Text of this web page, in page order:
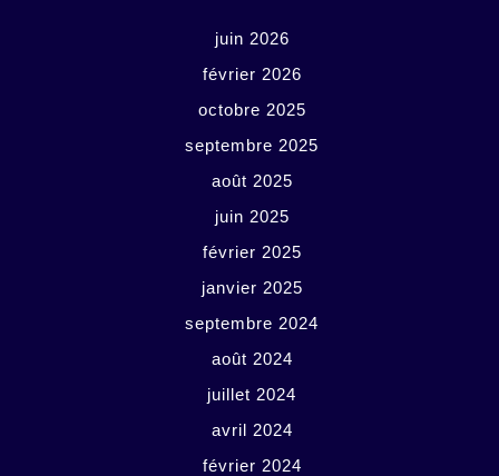
juin 2026
février 2026
octobre 2025
septembre 2025
août 2025
juin 2025
février 2025
janvier 2025
septembre 2024
août 2024
juillet 2024
avril 2024
février 2024